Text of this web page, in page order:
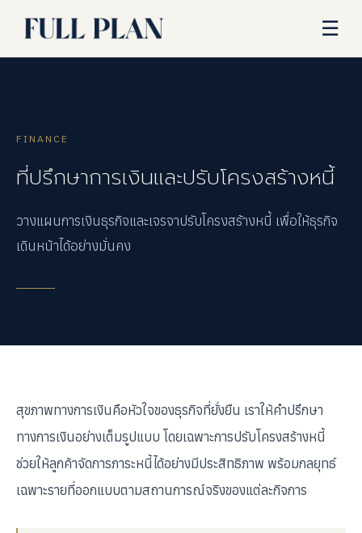
☰
FINANCE
ที่ปรึกษาการเงินและปรับโครงสร้างหนี้
วางแผนการเงินธุรกิจและเจรจาปรับโครงสร้างหนี้ เพื่อให้ธุรกิจ
เดินหน้าได้อย่างมั่นคง
สุขภาพทางการเงินคือหัวใจของธุรกิจที่ยั่งยืน เราให้คำปรึกษา
ทางการเงินอย่างเต็มรูปแบบ โดยเฉพาะการปรับโครงสร้างหนี้
ช่วยให้ลูกค้าจัดการภาระหนี้ได้อย่างมีประสิทธิภาพ พร้อมกลยุทธ์
เฉพาะรายที่ออกแบบตามสถานการณ์จริงของแต่ละกิจการ